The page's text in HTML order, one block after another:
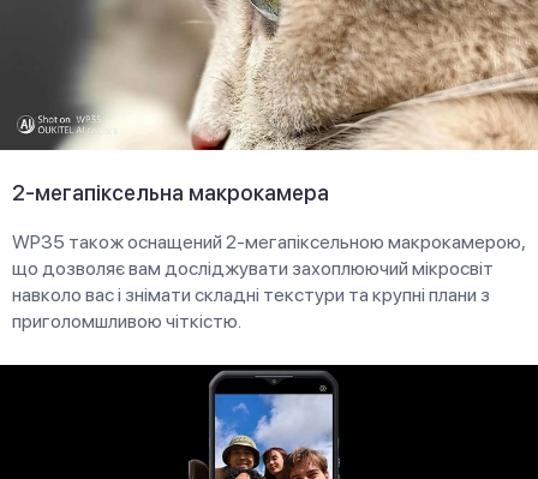
2-мегапіксельна макрокамера
WP35 також оснащений 2-мегапіксельною макрокамерою,
що дозволяє вам досліджувати захоплюючий мікросвіт
навколо вас і знімати складні текстури та крупні плани з
приголомшливою чіткістю.